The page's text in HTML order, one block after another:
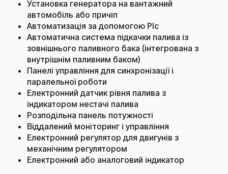
Установка генератора на вантажний
автомобіль або причіп
Автоматизація за допомогою Рlc
Автоматична система підкачки палива із
зовнішнього паливного бака (інтегрована з
внутрішнім паливним баком)
Панелі управління для синхронізації і
паралельної роботи
Електронний датчик рівня палива з
індикатором нестачі палива
Розподільна панель потужності
Віддалений моніторинг і управління
Електронний регулятор для двигунів з
механічним регулятором
Електронний або аналоговий індикатор